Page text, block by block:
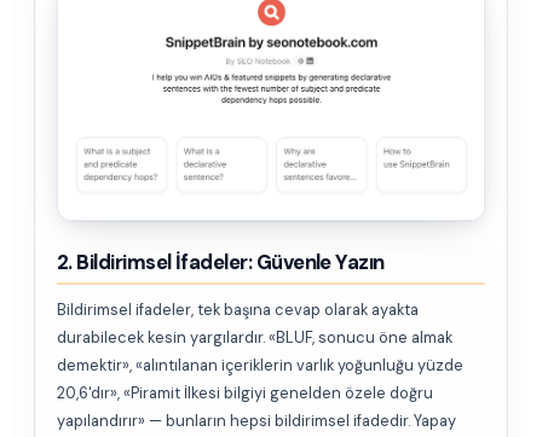
2. Bildirimsel İfadeler: Güvenle Yazın
Bildirimsel ifadeler, tek başına cevap olarak ayakta
durabilecek kesin yargılardır. «BLUF, sonucu öne almak
demektir», «alıntılanan içeriklerin varlık yoğunluğu yüzde
20,6'dır», «Piramit İlkesi bilgiyi genelden özele doğru
yapılandırır» — bunların hepsi bildirimsel ifadedir. Yapay